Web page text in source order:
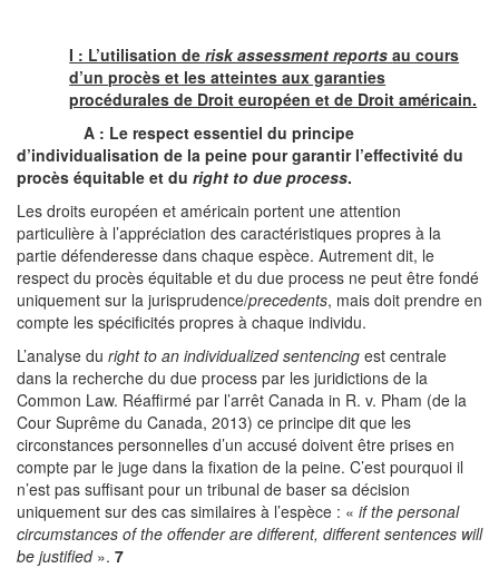
I : L’utilisation derisk assessment reportsau cours
d’un procès et les atteintes aux garanties
procédurales de Droit européen et de Droit américain.
A : Le respect essentiel du principe
d’individualisation de la peine pour garantir l’effectivité du
procès équitable et du right to due process.
Les droits européen et américain portent une attention
particulière à l’appréciation des caractéristiques propres à la
partie défenderesse dans chaque espèce. Autrement dit, le
respect du procès équitable et du due process ne peut être fondé
uniquement sur la jurisprudence/precedents, mais doit prendre en
compte les spécificités propres à chaque individu.
L’analyse du right to an individualized sentencing est centrale
dans la recherche du due process par les juridictions de la
Common Law. Réaffirmé par l’arrêt Canada in R. v. Pham (de la
Cour Suprême du Canada, 2013) ce principe dit que les
circonstances personnelles d’un accusé doivent être prises en
compte par le juge dans la fixation de la peine. C’est pourquoi il
n’est pas suffisant pour un tribunal de baser sa décision
uniquement sur des cas similaires à l’espèce : « if the personal
circumstances of the offender are different, different sentences will
be justified». 7